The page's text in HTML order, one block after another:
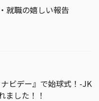
就職の嬉しい報告
ビデー』で始球式！-JK
ました！！